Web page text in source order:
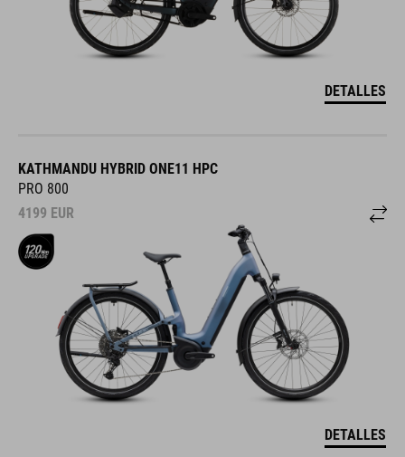
DETALLES
KATHMANDU HYBRID ONE11 HPC
PRO 800
4199 EUR
DETALLES